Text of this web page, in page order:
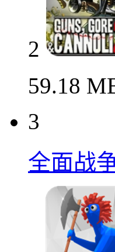
2
59.18
3
全面战